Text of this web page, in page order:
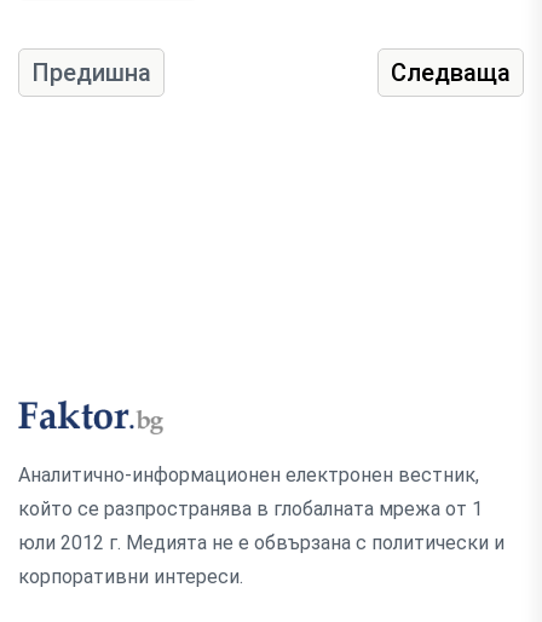
Предишна Следваща
Аналитично-информационен електронен вестник,
който се разпространява в глобалната мрежа от 1
юли 2012 г. Медията не е обвързана с политически и
корпоративни интереси.